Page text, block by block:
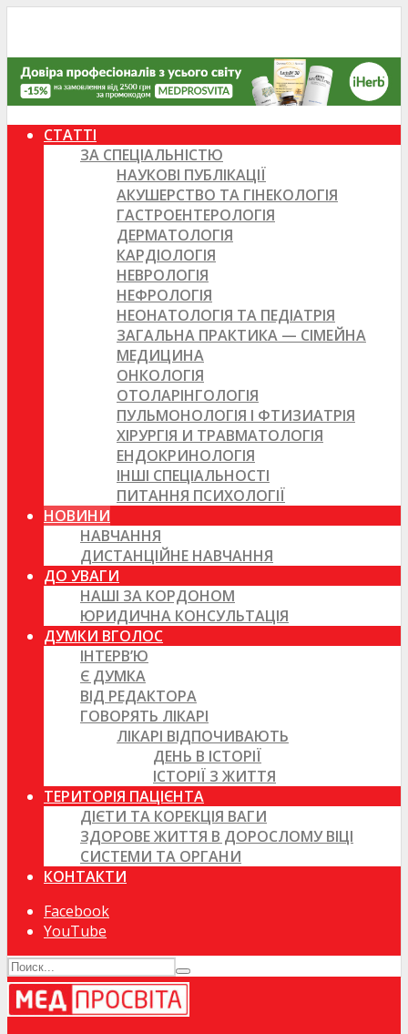
СТАТТІ
ЗА СПЕЦІАЛЬНІСТЮ
НАУКОВІ ПУБЛІКАЦІЇ
АКУШЕРСТВО ТА ГІНЕКОЛОГІЯ
ГАСТРОЕНТЕРОЛОГІЯ
ДЕРМАТОЛОГІЯ
КАРДІОЛОГІЯ
НЕВРОЛОГІЯ
НЕФРОЛОГІЯ
НЕОНАТОЛОГІЯ ТА ПЕДІАТРІЯ
ЗАГАЛЬНА ПРАКТИКА — СІМЕЙНА
МЕДИЦИНА
ОНКОЛОГІЯ
ОТОЛАРІНГОЛОГІЯ
ПУЛЬМОНОЛОГІЯ І ФТИЗИАТРІЯ
ХІРУРГІЯ И ТРАВМАТОЛОГІЯ
ЕНДОКРИНОЛОГІЯ
ІНШІ СПЕЦІАЛЬНОСТІ
ПИТАННЯ ПСИХОЛОГІЇ
НОВИНИ
НАВЧАННЯ
ДИСТАНЦІЙНЕ НАВЧАННЯ
ДО УВАГИ
НАШІ ЗА КОРДОНОМ
ЮРИДИЧНА КОНСУЛЬТАЦІЯ
ДУМКИ ВГОЛОС
ІНТЕРВ’Ю
Є ДУМКА
ВІД РЕДАКТОРА
ГОВОРЯТЬ ЛІКАРІ
ЛІКАРІ ВІДПОЧИВАЮТЬ
ДЕНЬ В ІСТОРІЇ
ІСТОРІЇ З ЖИТТЯ
ТЕРИТОРІЯ ПАЦІЄНТА
ДІЄТИ ТА КОРЕКЦІЯ ВАГИ
ЗДОРОВЕ ЖИТТЯ В ДОРОСЛОМУ ВІЦІ
СИСТЕМИ ТА ОРГАНИ
КОНТАКТИ
Facebook
YouTube